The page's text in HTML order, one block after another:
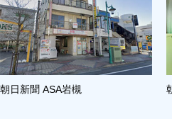
朝日新聞 ASA岩槻